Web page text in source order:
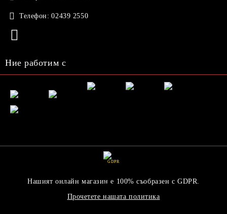
Телефон: 02439 2550
Ние работим с
GDPR
Нашият онлайн магазин е 100% съобразен с GDPR.
Прочетете нашата политика